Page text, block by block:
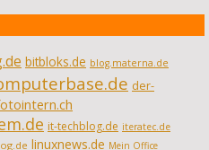
bitbloks.de blog.materna.de
der-
it-techblog.de iteratec.de
linuxnews.de Mein Office